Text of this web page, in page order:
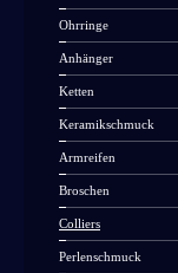
Ohrringe
Anhänger
Ketten
Keramikschmuck
Armreifen
Broschen
Colliers
Perlenschmuck